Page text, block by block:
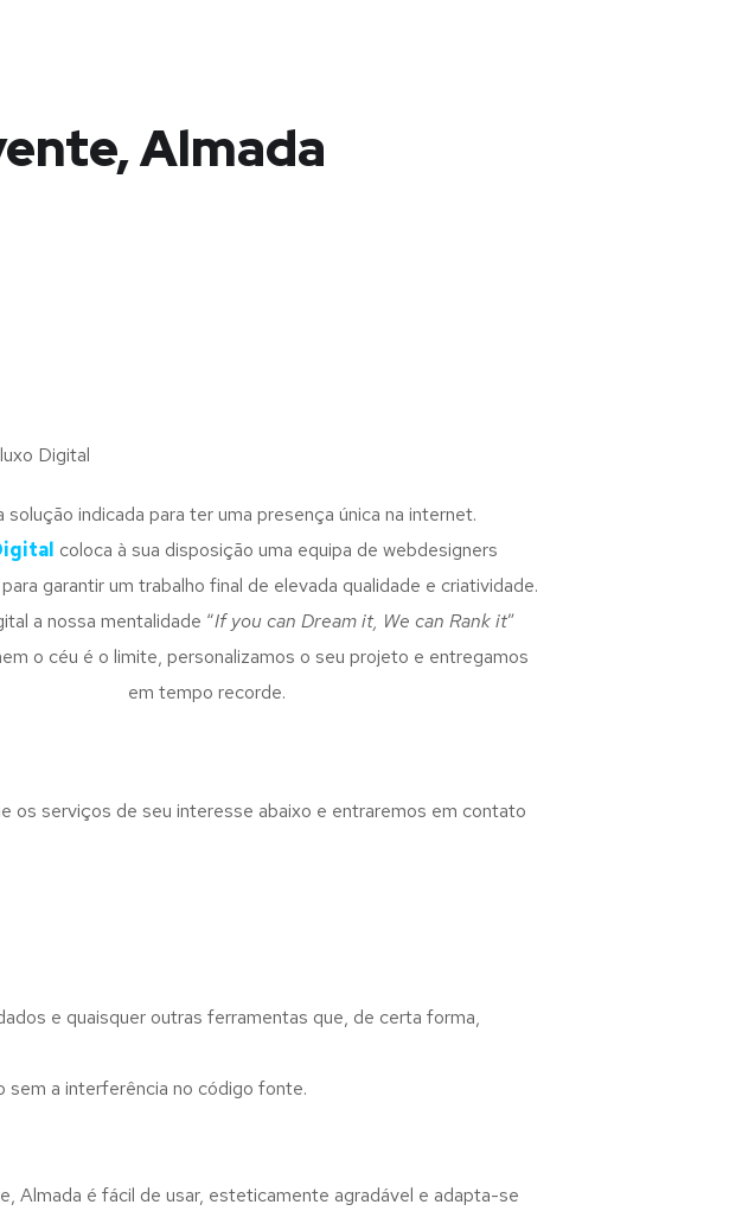
Almada
Digital
solução indicada para ter uma presença única na internet.
coloca à sua disposição uma equipa de webdesigners
garantir um trabalho final de elevada qualidade e criatividade.
a nossa mentalidade “If you can Dream it, We can Rank it”
o céu é o limite, personalizamos o seu projeto e entregamos
em tempo recorde.
os serviços de seu interesse abaixo e entraremos em contato
e quaisquer outras ferramentas que, de certa forma,
sem a interferência no código fonte.
Almada é fácil de usar, esteticamente agradável e adapta-se